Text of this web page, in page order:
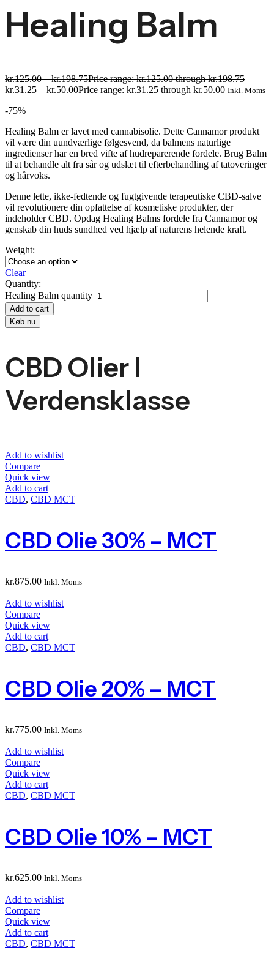
Healing Balm
kr.125.00 – kr.198.75Price range: kr.125.00 through kr.198.75
kr.31.25 – kr.50.00Price range: kr.31.25 through kr.50.00 Inkl. Moms
-75%
Healing Balm er lavet med cannabisolie. Dette Cannamor produkt
vil være din uundværlige følgesvend, da balmens naturlige
ingredienser har en bred vifte af hudreparerende fordele. Brug Balm
til at behandle alt fra sår og udslæt til efterbehandling af tatoveringer
og hårvoks.
Denne lette, ikke-fedtende og fugtgivende terapeutiske CBD-salve
vil revolutionere din opfattelse af kosmetiske produkter, der
indeholder CBD. Opdag Healing Balms fordele fra Cannamor og
genskab din huds sundhed ved hjælp af naturens helende kraft.
Weight:
Clear
Quantity:
Healing Balm quantity
Add to cart
Køb nu
CBD Olier I
Verdensklasse
Add to wishlist
Compare
Quick view
Add to cart
CBD, CBD MCT
CBD Olie 30% – MCT
kr.875.00 Inkl. Moms
Add to wishlist
Compare
Quick view
Add to cart
CBD, CBD MCT
CBD Olie 20% – MCT
kr.775.00 Inkl. Moms
Add to wishlist
Compare
Quick view
Add to cart
CBD, CBD MCT
CBD Olie 10% – MCT
kr.625.00 Inkl. Moms
Add to wishlist
Compare
Quick view
Add to cart
CBD, CBD MCT